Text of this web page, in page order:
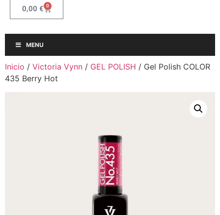
0,00 € 0
MENU
Inicio / Victoria Vynn / GEL POLISH / Gel Polish COLOR
435 Berry Hot